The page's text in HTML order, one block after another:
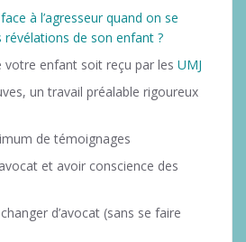
à l’agresseur quand on se
révélations de son enfant ?
votre enfant soit reçu par les UMJ
un travail préalable rigoureux
de témoignages
et avoir conscience des
d’avocat (sans se faire